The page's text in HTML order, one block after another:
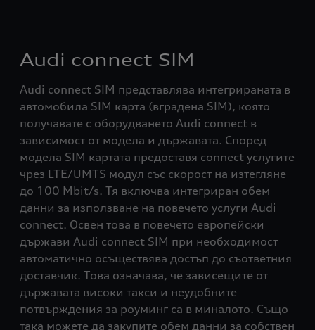
Audi connect SIM
Audi connect SIM представлява интегрираната в
автомобила SIM карта (вградена SIM), която
получавате с оборудването Audi connect в
зависимост от модела и държавата. Според
модела SIM картата предоставя connect услугите
чрез LTE/UMTS модул със скорост на изтегляне
до 100 Mbit/s. Тя включва интегриран обем
данни за използване на повечето услуги Audi
connect. Освен това в повечето европейски
държави Audi connect SIM при необходимост
автоматично осъществява достъп до съответния
доставчик. Това означава, че зависещите от
държавата високи такси и неудобните
потвърждения за роуминг са в миналото. Също
така можете да закупите обем данни за собствен